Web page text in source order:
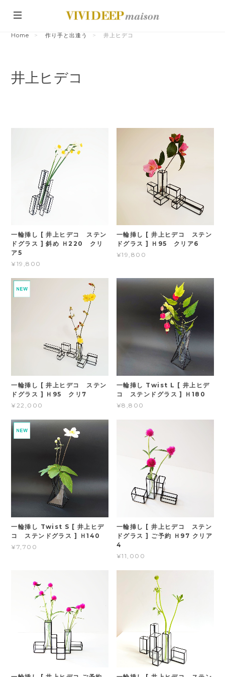
Home 作り手と出逢う 井上ヒデコ
井上ヒデコ
一輪挿し [ 井上ヒデコ ステン
ドグラス ] 斜め Ｈ220 クリ
ア5
¥19,800
一輪挿し [ 井上ヒデコ ステン
ドグラス ] Ｈ95 クリア6
¥19,800
一輪挿し [ 井上ヒデコ ステン
ドグラス ] Ｈ95 クリ7
¥22,000
一輪挿し Twist L [ 井上ヒデ
コ ステンドグラス ] Ｈ180
¥8,800
一輪挿し Twist S [ 井上ヒデ
コ ステンドグラス ] Ｈ140
¥7,700
一輪挿し [ 井上ヒデコ ステン
ドグラス ] ご予約 Ｈ97 クリア
4
¥11,000